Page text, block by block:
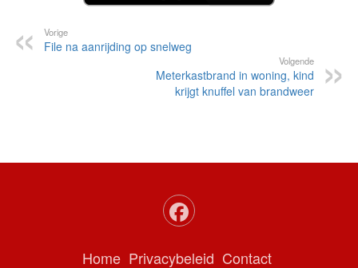
Vorige
File na aanrijding op snelweg
Volgende
Meterkastbrand in woning, kind
krijgt knuffel van brandweer
Home Privacybeleid Contact